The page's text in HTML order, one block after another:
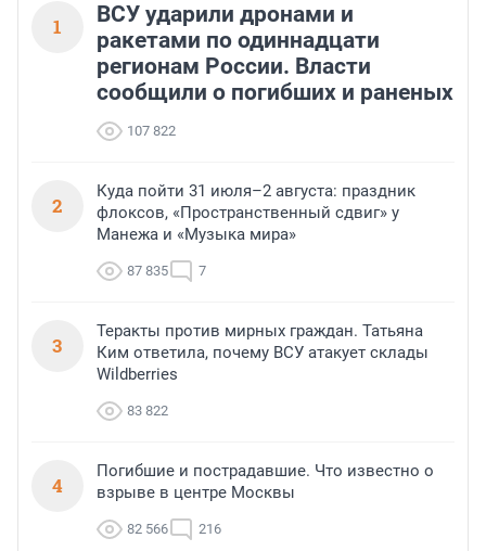
1
ВСУ ударили дронами и
ракетами по одиннадцати
регионам России. Власти
сообщили о погибших и раненых
107 822
2
Куда пойти 31 июля–2 августа: праздник
флоксов, «Пространственный сдвиг» у
Манежа и «Музыка мира»
87 835 7
3
Теракты против мирных граждан. Татьяна
Ким ответила, почему ВСУ атакует склады
Wildberries
83 822
4
Погибшие и пострадавшие. Что известно о
взрыве в центре Москвы
82 566 216